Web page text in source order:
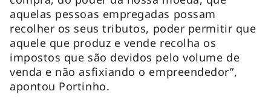
aquelas pessoas empregadas possam
recolher os seus tributos, poder permitir que
aquele que produz e vende recolha os
impostos que são devidos pelo volume de
venda e não asfixiando o empreendedor”,
apontou Portinho.